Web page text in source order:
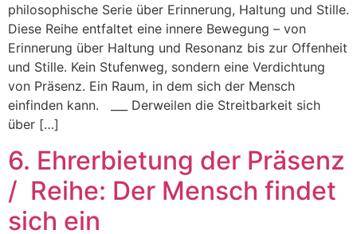
philosophische Serie über Erinnerung, Haltung und Stille.
Diese Reihe entfaltet eine innere Bewegung – von
Erinnerung über Haltung und Resonanz bis zur Offenheit
und Stille. Kein Stufenweg, sondern eine Verdichtung
von Präsenz. Ein Raum, in dem sich der Mensch
einfinden kann. ___ Derweilen die Streitbarkeit sich
über […]
6. Ehrerbietung der Präsenz
/ Reihe: Der Mensch findet
sich ein